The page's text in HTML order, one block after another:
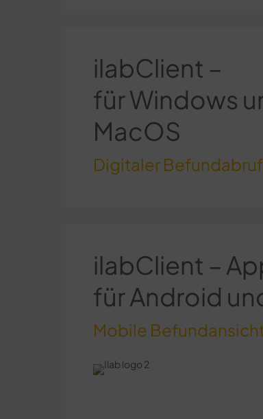
ilabClient –
für Windows
MacOS
Digitaler Befundabruf
ilabClient –
für Android
Mobile